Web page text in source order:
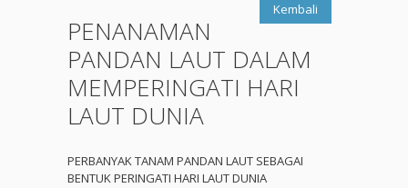
Kembali
PENANAMAN
PANDAN LAUT DALAM
MEMPERINGATI HARI
LAUT DUNIA
PERBANYAK TANAM PANDAN LAUT SEBAGAI
BENTUK PERINGATI HARI LAUT DUNIA